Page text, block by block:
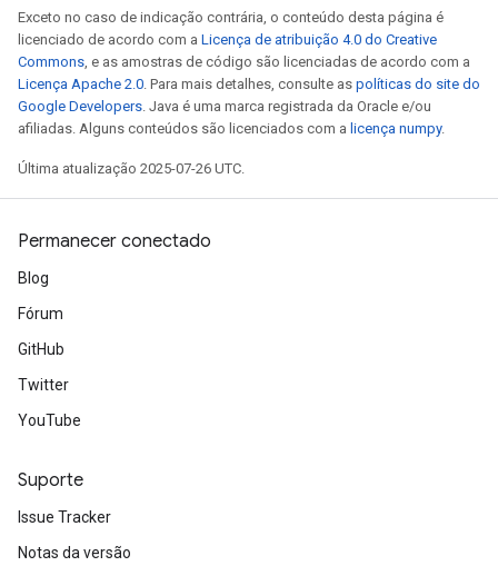
Exceto no caso de indicação contrária, o conteúdo desta página é
licenciado de acordo com a Licença de atribuição 4.0 do Creative
Commons, e as amostras de código são licenciadas de acordo com a
Licença Apache 2.0. Para mais detalhes, consulte as políticas do site do
Google Developers. Java é uma marca registrada da Oracle e/ou
afiliadas. Alguns conteúdos são licenciados com a licença numpy.
Última atualização 2025-07-26 UTC.
Permanecer conectado
Blog
Fórum
GitHub
Twitter
YouTube
Suporte
Issue Tracker
Notas da versão